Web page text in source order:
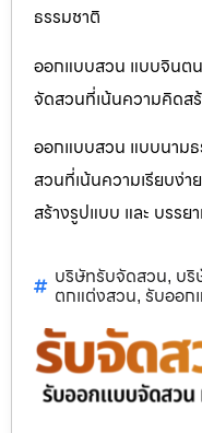
ธรรมชาติ
ออกแบบสวน แบบจินต
จัดสวนที่เน้นความคิดส
ออกแบบสวน แบบนาม
สวนที่เน้นความเรียบง่า
สร้างรูปแบบ และ บรรย
บริษัทรับจัดสวน, บริ
ตกแต่งสวน, รับออ